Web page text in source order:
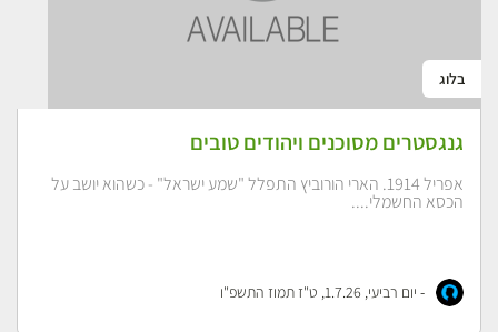
בלוג
גנגסטרים מסוכנים ויהודים טובים
אפריל 1914. הארי הורוביץ התפלל "שמע ישראל" - כשהוא יושב על
הכסא החשמלי....
- יום רביעי, 1.7.26, ט"ז תמוז התשפ"ו